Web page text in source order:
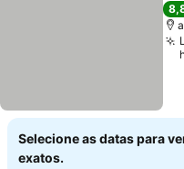
Selecione as datas para
exatos.